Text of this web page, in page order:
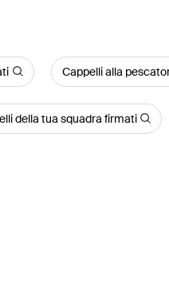
Cappelli alla
della tua squadra firmati